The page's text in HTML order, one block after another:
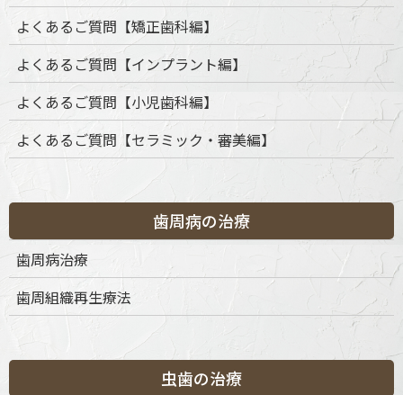
むし歯治療
精密な根管治療
詰め物・被せ物の治療
ページのトップへ
よくあるご質問【矯正歯科編】
よくあるご質問【インプラント編】
よくあるご質問【小児歯科編】
よくあるご質問【セラミック・審美編】
歯周病の治療
歯周病治療
歯周組織再生療法
虫歯の治療